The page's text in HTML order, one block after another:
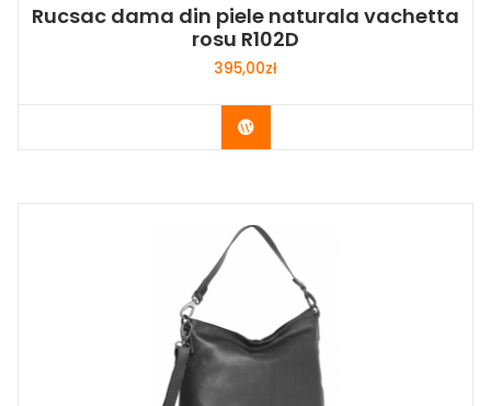
Rucsac dama din piele naturala vachetta
rosu R102D
395,00zł
Buy Now